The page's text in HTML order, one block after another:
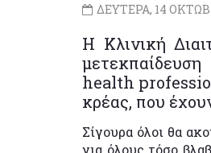
ΔΕΥΤΕΡΑ, 14
Η Κλινική
health
κρέας, που
Σίγουρα όλοι θα
για όλους τόσο